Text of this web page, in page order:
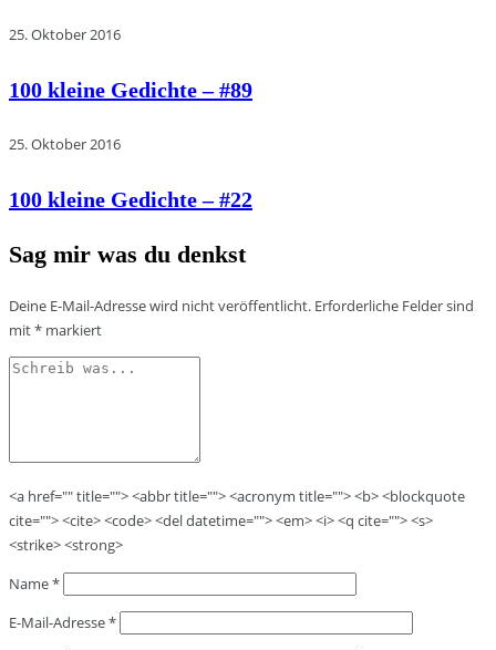
25. Oktober 2016
100 kleine Gedichte – #89
25. Oktober 2016
100 kleine Gedichte – #22
Sag mir was du denkst
Deine E-Mail-Adresse wird nicht veröffentlicht. Erforderliche Felder sind
mit* markiert
<a href="" title=""> <abbr title=""> <acronym title=""> <b> <blockquote
cite=""> <cite> <code> <del datetime=""> <em> <i> <q cite=""> <s>
<strike> <strong>
Name*
E-Mail-Adresse*